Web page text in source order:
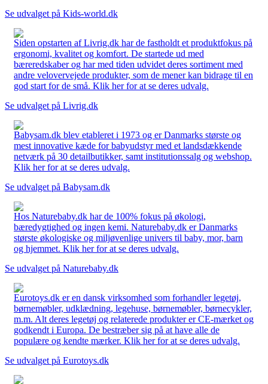
Se udvalget på Kids-world.dk
Siden opstarten af Livrig.dk har de fastholdt et produktfokus på
ergonomi, kvalitet og komfort. De startede ud med
bæreredskaber og har med tiden udvidet deres sortiment med
andre velovervejede produkter, som de mener kan bidrage til en
god start for de små. Klik her for at se deres udvalg.
Se udvalget på Livrig.dk
Babysam.dk blev etableret i 1973 og er Danmarks største og
mest innovative kæde for babyudstyr med et landsdækkende
netværk på 30 detailbutikker, samt institutionssalg og webshop.
Klik her for at se deres udvalg.
Se udvalget på Babysam.dk
Hos Naturebaby.dk har de 100% fokus på økologi,
bæredygtighed og ingen kemi. Naturebaby.dk er Danmarks
største økologiske og miljøvenlige univers til baby, mor, barn
og hjemmet. Klik her for at se deres udvalg.
Se udvalget på Naturebaby.dk
Eurotoys.dk er en dansk virksomhed som forhandler legetøj,
børnemøbler, udklædning, legehuse, børnemøbler, børnecykler,
m.m. Alt deres legetøj og relaterede produkter er CE-mærket og
godkendt i Europa. De bestræber sig på at have alle de
populære og kendte mærker. Klik her for at se deres udvalg.
Se udvalget på Eurotoys.dk